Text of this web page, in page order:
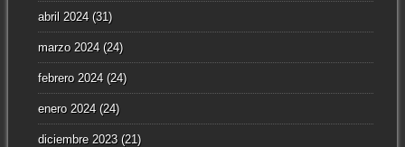
abril 2024(31)
marzo 2024(24)
febrero 2024(24)
enero 2024(24)
diciembre 2023(21)